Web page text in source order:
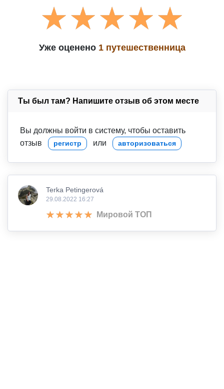
Уже оценено 1 путешественница
Ты был там? Напишите отзыв об этом месте
Вы должны войти в систему, чтобы оставить
отзыв
регистр или авторизоваться
Terka Petingerová
29.08.2022 16:27
Мировой ТОП